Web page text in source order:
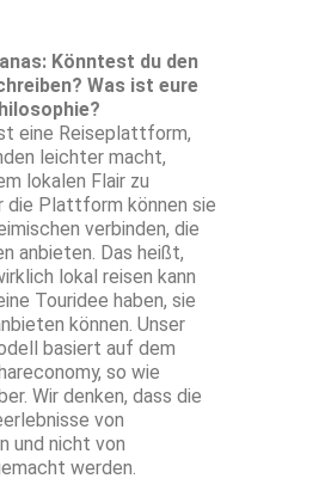
Könntest du den
Was ist eure
eine Reiseplattform,
leichter macht,
lokalen Flair zu
die Plattform können sie
verbinden, die
anbieten. Das heißt,
lokal reisen kann
Touridee haben, sie
können. Unser
basiert auf dem
so wie
Wir denken, dass die
von
und nicht von
werden.